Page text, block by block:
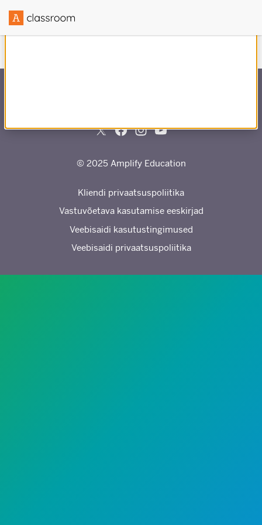
© 2025 Amplify Education
Kliendi privaatsuspoliitika
Vastuvõetava kasutamise eeskirjad
Veebisaidi kasutustingimused
Veebisaidi privaatsuspoliitika